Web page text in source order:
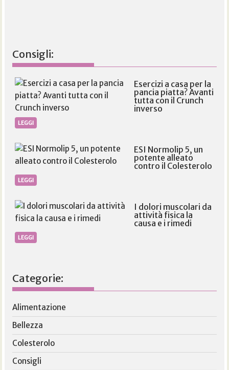
Consigli:
Esercizi a casa per la
pancia piatta? Avanti
tutta con il Crunch
inverso
LEGGI
ESI Normolip 5, un
potente alleato
contro il Colesterolo
LEGGI
I dolori muscolari da
attività fisica la
causa e i rimedi
LEGGI
Categorie:
Alimentazione
Bellezza
Colesterolo
Consigli